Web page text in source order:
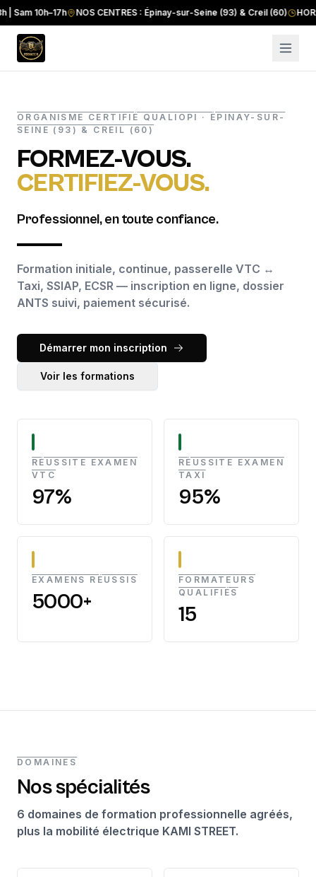
10h–17h NOS CENTRES : Épinay-sur-Seine (93) & Creil (60)
ORGANISME CERTIFIÉ QUALIOPI · ÉPINAY-SUR-
SEINE (93) & CREIL (60)
FORMEZ-VOUS.
CERTIFIEZ-VOUS.
Professionnel, en toute confiance.
Formation initiale, continue, passerelle VTC ↔
Taxi, SSIAP, ECSR — inscription en ligne, dossier
ANTS suivi, paiement sécurisé.
Démarrer mon inscription
Voir les formations
RÉUSSITE EXAMEN
VTC
97%
RÉUSSITE EXAMEN
TAXI
95%
EXAMENS RÉUSSIS
5000+
FORMATEURS
QUALIFIÉS
15
DOMAINES
Nos spécialités
6 domaines de formation professionnelle agréés,
plus la mobilité électrique KAMI STREET.